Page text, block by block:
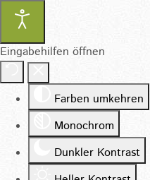
Eingabehilfen öffnen
Farben umkehren
Monochrom
Dunkler Kontrast